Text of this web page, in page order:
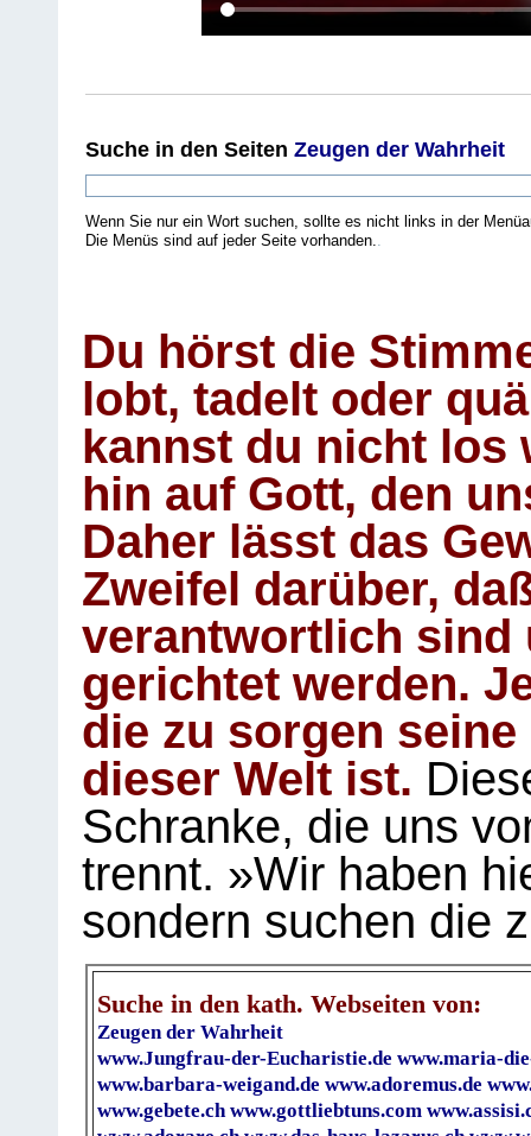
Suche in den Seiten Zeugen der Wahrheit
Wenn Sie nur ein Wort suchen, sollte es nicht links in der
Die Menüs sind auf jeder Seite vorhanden..
Du hörst die
lobt, tadelt oder
kannst du nicht los
hin auf Gott, den
Daher lässt das
Zweifel darüber,
verantwortlich sind
gerichtet werden.
die zu sorgen
dieser Welt ist.
Schranke, die uns
trennt. »Wir haben
sondern suchen die
Suche in den kath. Webseiten von:
Zeugen der Wahrheit
www.Jungfrau-der-Eucharistie.de www.maria-
www.barbara-weigand.de www.adoremus.de
www.gebete.ch www.gottliebtuns.com